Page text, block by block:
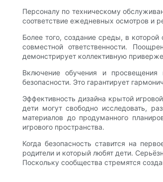
Персоналу по техническому
соответствие ежедневных осмотров и
Более того, создание среды, в
совместной ответственности.
демонстрирует коллективную
Включение обучения и просвещения
безопасности. Это гарантирует
Эффективность дизайна крытой
дети могут свободно исследовать,
материалов до продуманного
игрового пространства.
Когда безопасность ставится на
родители и который любят дети.
Поскольку сообщества стремятся